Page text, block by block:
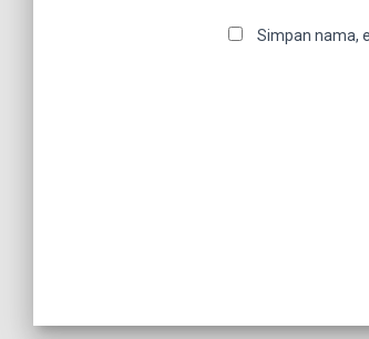
Simpan nama,